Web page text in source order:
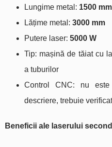
Lungime metal: 1500 mm
Lățime metal: 3000 mm
Putere laser: 5000 W
Tip: mașină de tăiat cu
a tuburilor
Control CNC: nu
descriere, trebuie
Beneficii ale laserului